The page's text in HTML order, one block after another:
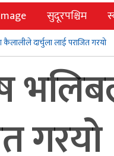
सुदूरपश्चिम
दार्चुला लाई पराजित गरयो
गरयो